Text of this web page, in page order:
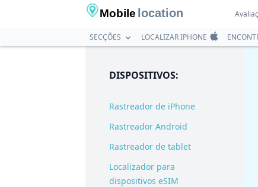
Mobile location
SECÇÕES
LOCALIZAR IPHONE
DISPOSITIVOS:
Rastreador de iPhone
Rastreador Android
Rastreador de tablet
Localizador para
dispositivos eSIM